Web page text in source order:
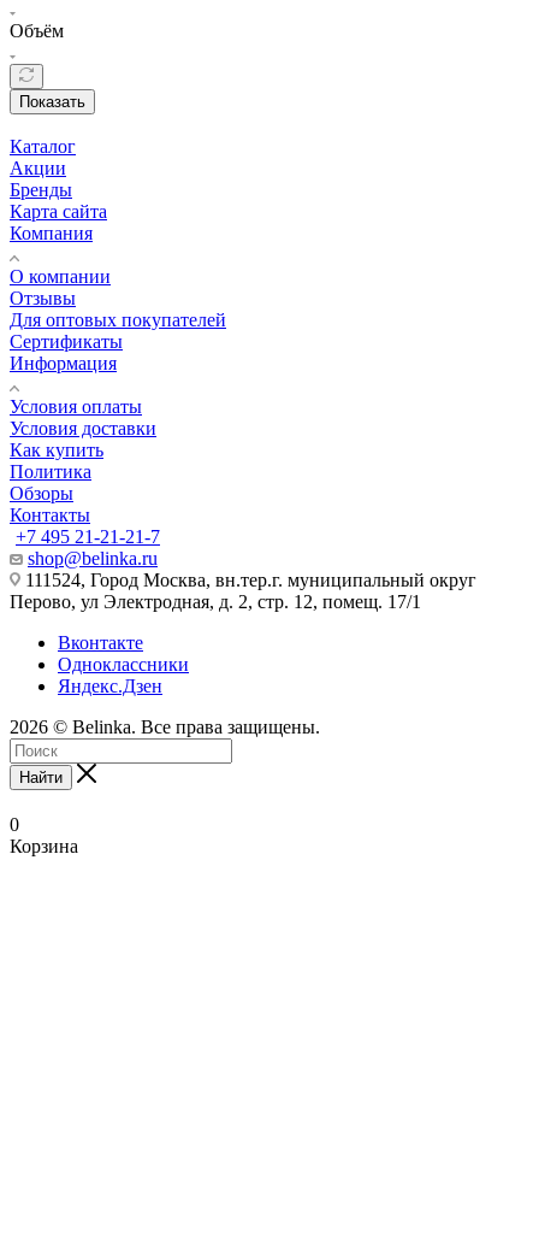
Объём
Показать
Каталог
Акции
Бренды
Карта сайта
Компания
О компании
Отзывы
Для оптовых покупателей
Сертификаты
Информация
Условия оплаты
Условия доставки
Как купить
Политика
Обзоры
Контакты
+7 495 21-21-21-7
shop@belinka.ru
111524, Город Москва, вн.тер.г. муниципальный округ
Перово, ул Электродная, д. 2, стр. 12, помещ. 17/1
Вконтакте
Одноклассники
Яндекс.Дзен
2026 © Belinka. Все права защищены.
Найти
0
Корзина